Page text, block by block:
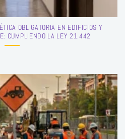
OBLIGATORIA EN EDIFICIOS Y
CUMPLIENDO LA LEY 21.442